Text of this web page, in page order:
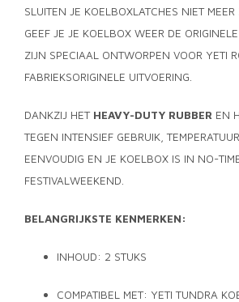
SLUITEN JE KOELBOXLATCHES NIET
GEEF JE JE KOELBOX WEER DE
ZIJN SPECIAAL ONTWORPEN VOOR YETI
FABRIEKSORIGINELE UITVOERING.
DANKZIJ HET HEAVY-DUTY RUBBER EN
TEGEN INTENSIEF GEBRUIK,
EENVOUDIG EN JE KOELBOX IS IN NO-
FESTIVALWEEKEND.
BELANGRIJKSTE KENMERKEN:
INHOUD: 2 STUKS
COMPATIBEL MET: YETI TUNDRA